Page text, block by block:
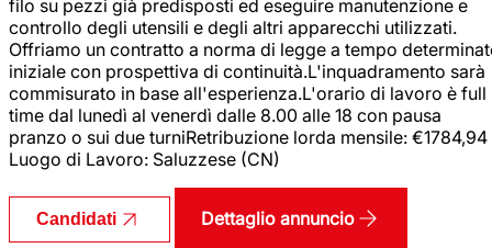
filo su pezzi già predisposti ed eseguire manutenzione e
controllo degli utensili e degli altri apparecchi utilizzati.
Offriamo un contratto a norma di legge a tempo
iniziale con prospettiva di continuità.L'inquadramento sarà
commisurato in base all'esperienza.L'orario di lavoro è full
time dal lunedì al venerdì dalle 8.00 alle 18 con pausa
pranzo o sui due turniRetribuzione lorda mensile: €1784,94
Luogo di Lavoro: Saluzzese (CN)
Candidati Dettaglio annuncio